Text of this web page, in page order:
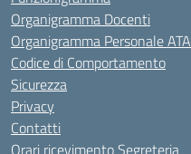
Organigramma Docenti
Organigramma Personale ATA
Codice di Comportamento
Sicurezza
Privacy
Contatti
Orari ricevimento Segreteria